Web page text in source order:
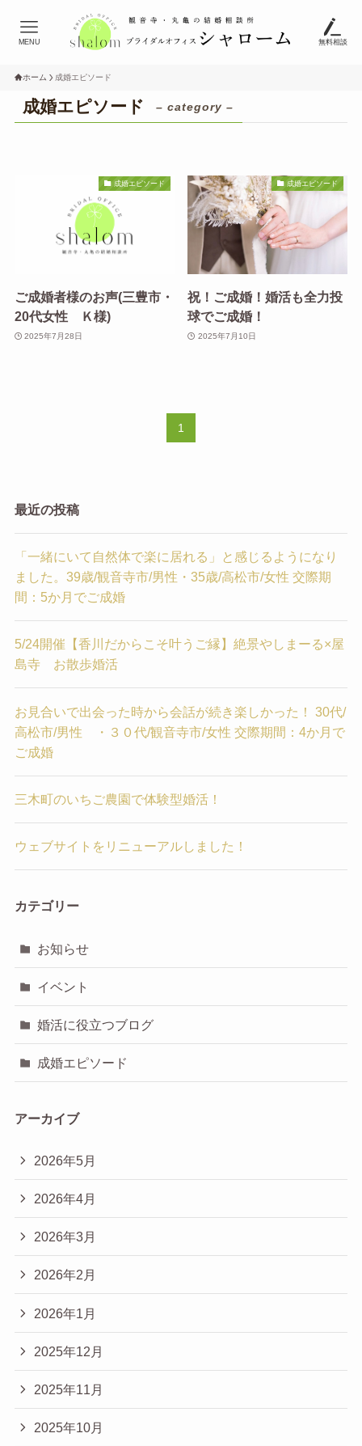
無料相談
MENU
ホーム 成婚エピソード
成婚エピソード – category –
成婚エピソード
ご成婚者様のお声(三豊市・
20代女性 Ｋ様)
2025年7月28日
成婚エピソード
祝！ご成婚！婚活も全力投
球でご成婚！
2025年7月10日
1
最近の投稿
「一緒にいて自然体で楽に居れる」と感じるようになり
ました。39歳/観音寺市/男性・35歳/高松市/女性 交際期
間：5か月でご成婚
5/24開催【香川だからこそ叶うご縁】絶景やしまーる×屋
島寺 お散歩婚活
お見合いで出会った時から会話が続き楽しかった！ 30代/
高松市/男性 ・３０代/観音寺市/女性 交際期間：4か月で
ご成婚
三木町のいちご農園で体験型婚活！
ウェブサイトをリニューアルしました！
カテゴリー
お知らせ
イベント
婚活に役立つブログ
成婚エピソード
アーカイブ
2026年5月
2026年4月
2026年3月
2026年2月
2026年1月
2025年12月
2025年11月
2025年10月